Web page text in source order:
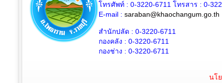
โทรศัพท์ : 0-3220-6711 โทรสาร : 0-
E-mail : saraban@khaochangum.go.th
สำนักปลัด : 0-3220-6711
กองคลัง : 0-3220-6711
กองช่าง : 0-3220-6711
นโ